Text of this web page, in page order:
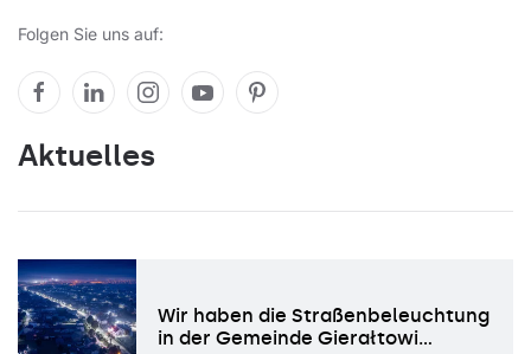
Folgen Sie uns auf:
Aktuelles
Wir haben die Straßenbeleuchtung
in der Gemeinde Gierałtowi…